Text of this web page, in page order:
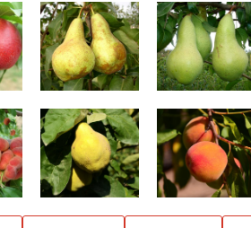
Untoasă Bosc Abatele Fetel
199,00 Lei
Bereczki Superbă de
toamnă